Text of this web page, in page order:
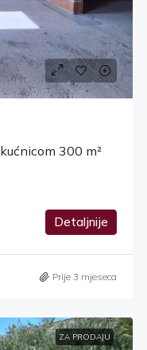
300 m²
Detaljnije
Prije 3 mjeseca
ZA PRODAJU